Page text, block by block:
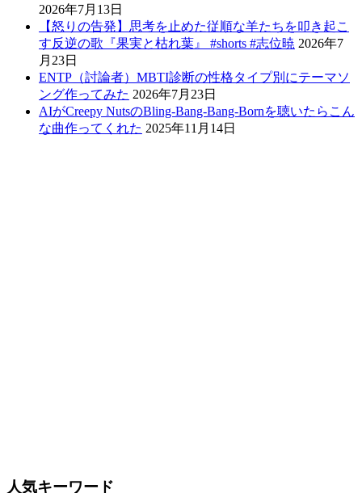
2026年7月13日
【怒りの告発】思考を止めた従順な羊たちを叩き起こ
す反逆の歌『果実と枯れ葉』 #shorts #志位暁 2026年7
月23日
ENTP（討論者）MBTI診断の性格タイプ別にテーマソ
ング作ってみた 2026年7月23日
AIがCreepy NutsのBling-Bang-Bang-Bornを聴いたらこん
な曲作ってくれた 2025年11月14日
人気キーワード